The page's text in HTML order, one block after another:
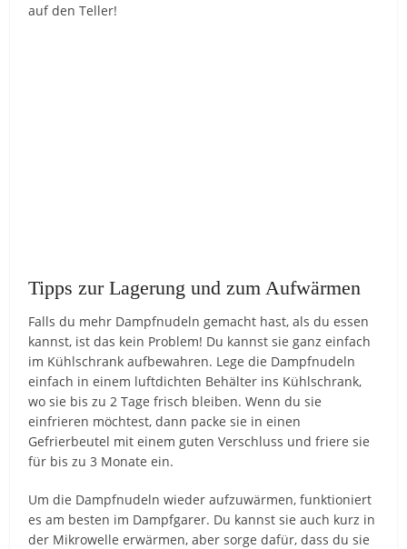
auf den Teller!
Tipps zur Lagerung und zum Aufwärmen
Falls du mehr Dampfnudeln gemacht hast, als du essen
kannst, ist das kein Problem! Du kannst sie ganz einfach
im Kühlschrank aufbewahren. Lege die Dampfnudeln
einfach in einem luftdichten Behälter ins Kühlschrank,
wo sie bis zu 2 Tage frisch bleiben. Wenn du sie
einfrieren möchtest, dann packe sie in einen
Gefrierbeutel mit einem guten Verschluss und friere sie
für bis zu 3 Monate ein.
Um die Dampfnudeln wieder aufzuwärmen, funktioniert
es am besten im Dampfgarer. Du kannst sie auch kurz in
der Mikrowelle erwärmen, aber sorge dafür, dass du sie